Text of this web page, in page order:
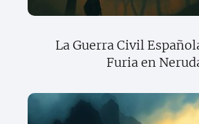
La Guerra Civil
Furia en